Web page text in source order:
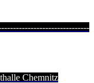
Chemnitz